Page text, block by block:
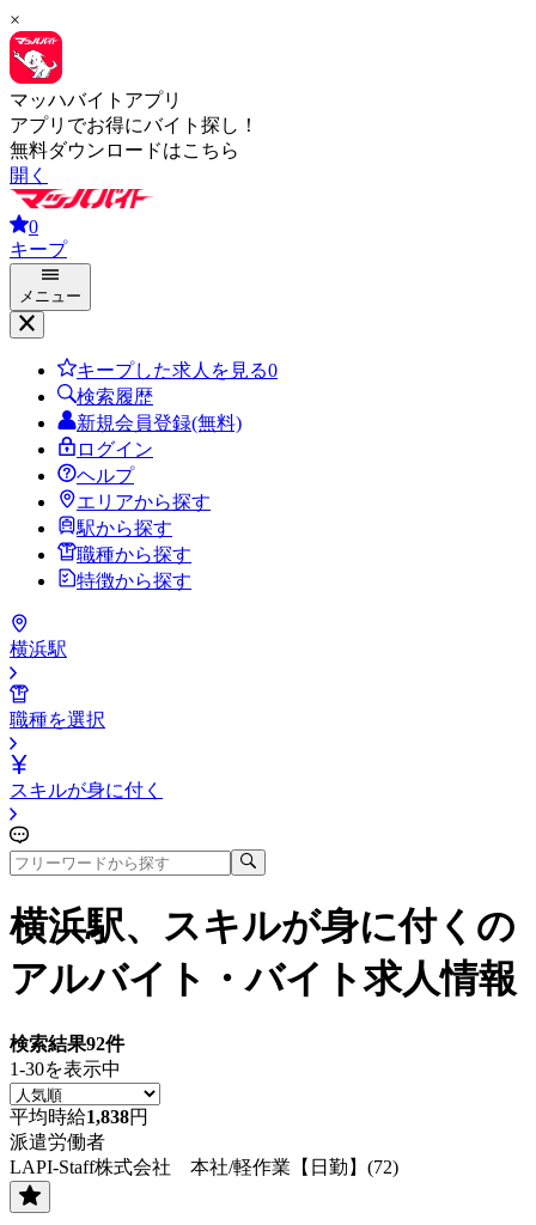
×
マッハバイトアプリ
アプリでお得にバイト探し！
無料ダウンロードはこちら
開く
0
キープ
メニュー
キープした求人を見る0
検索履歴
新規会員登録(無料)
ログイン
ヘルプ
エリアから探す
駅から探す
職種から探す
特徴から探す
横浜駅
職種を選択
スキルが身に付く
横浜駅、スキルが身に付く の
アルバイト・バイト求人情報
検索結果92件
1-30を表示中
平均時給1,838円
派遣労働者
LAPI-Staff株式会社 本社/軽作業【日勤】(72)